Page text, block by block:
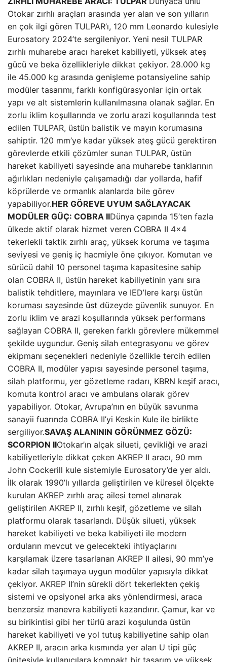
Otokar zırhlı araçları arasında yer alan ve son yılların
en çok ilgi gören TULPAR’ı, 120 mm Leonardo kulesiyle
Eurosatory 2024’te sergileniyor. Yeni nesil TULPAR
zırhlı muharebe aracı hareket kabiliyeti, yüksek ateş
gücü ve beka özellikleriyle dikkat çekiyor. 28.000 kg
ile 45.000 kg arasında genişleme potansiyeline sahip
modüler tasarımı, farklı konfigürasyonlar için ortak
yapı ve alt sistemlerin kullanılmasına olanak sağlar. En
zorlu iklim koşullarında ve zorlu arazi koşullarında test
edilen TULPAR, üstün balistik ve mayın korumasına
sahiptir. 120 mm’ye kadar yüksek ateş gücü gerektiren
görevlerde etkili çözümler sunan TULPAR, üstün
hareket kabiliyeti sayesinde ana muharebe tanklarının
ağırlıkları nedeniyle çalışamadığı dar yollarda, hafif
köprülerde ve ormanlık alanlarda bile görev
yapabiliyor.HER GÖREVE UYUM SAĞLAYACAK
MODÜLER GÜÇ: COBRA IIDünya çapında 15’ten fazla
ülkede aktif olarak hizmet veren COBRA II 4×4
tekerlekli taktik zırhlı araç, yüksek koruma ve taşıma
seviyesi ve geniş iç hacmiyle öne çıkıyor. Komutan ve
sürücü dahil 10 personel taşıma kapasitesine sahip
olan COBRA II, üstün hareket kabiliyetinin yanı sıra
balistik tehditlere, mayınlara ve IED’lere karşı üstün
koruması sayesinde üst düzeyde güvenlik sunuyor. En
zorlu iklim ve arazi koşullarında yüksek performans
sağlayan COBRA II, gereken farklı görevlere mükemmel
şekilde uygundur. Geniş silah entegrasyonu ve görev
ekipmanı seçenekleri nedeniyle özellikle tercih edilen
COBRA II, modüler yapısı sayesinde personel taşıma,
silah platformu, yer gözetleme radarı, KBRN keşif aracı,
komuta kontrol aracı ve ambulans olarak görev
yapabiliyor. Otokar, Avrupa’nın en büyük savunma
sanayii fuarında COBRA II’yi Keskin Kule ile birlikte
sergiliyor.SAVAŞ ALANININ GÖRÜNMEZ GÖZÜ:
SCORPION IIOtokar’ın alçak silueti, çevikliği ve arazi
kabiliyetleriyle dikkat çeken AKREP II aracı, 90 mm
John Cockerill kule sistemiyle Eurosatory’de yer aldı.
İlk olarak 1990’lı yıllarda geliştirilen ve küresel ölçekte
kurulan AKREP zırhlı araç ailesi temel alınarak
geliştirilen AKREP II, zırhlı keşif, gözetleme ve silah
platformu olarak tasarlandı. Düşük silueti, yüksek
hareket kabiliyeti ve beka kabiliyeti ile modern
orduların mevcut ve gelecekteki ihtiyaçlarını
karşılamak üzere tasarlanan AKREP II ailesi, 90 mm’ye
kadar silah taşımaya uygun modüler yapısıyla dikkat
çekiyor. AKREP II’nin sürekli dört tekerlekten çekiş
sistemi ve opsiyonel arka aks yönlendirmesi, araca
benzersiz manevra kabiliyeti kazandırır. Çamur, kar ve
su birikintisi gibi her türlü arazi koşulunda üstün
hareket kabiliyeti ve yol tutuş kabiliyetine sahip olan
AKREP II, aracın arka kısmında yer alan U tipi güç
ünitesiyle kullanıcılara kompakt bir tasarım ve yüksek